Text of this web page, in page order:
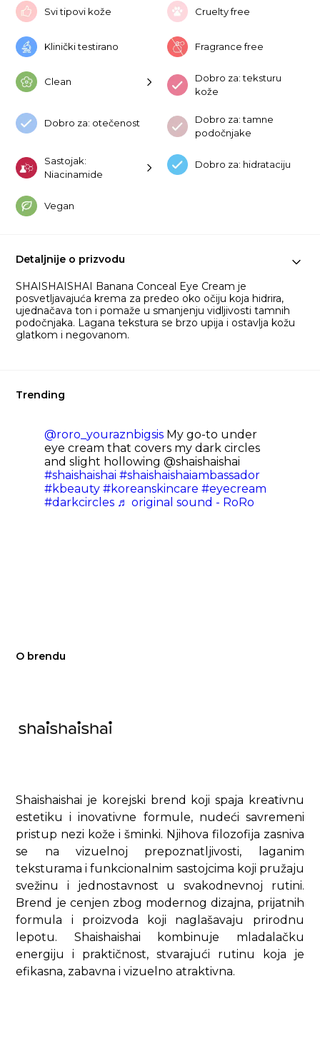
Svi tipovi kože Cruelty free
Klinički testirano Fragrance free
Clean
Dobro za: teksturu
kože
Dobro za: otečenost
Dobro za: tamne
podočnjake
Sastojak:
Niacinamide
Dobro za: hidrataciju
Vegan
Detaljnije o prizvodu
SHAISHAISHAI Banana Conceal Eye Cream je
posvetljavajuća krema za predeo oko očiju koja hidrira,
ujednačava ton i pomaže u smanjenju vidljivosti tamnih
podočnjaka. Lagana tekstura se brzo upija i ostavlja kožu
glatkom i negovanom.
Trending
@roro_youraznbigsis My go-to under
eye cream that covers my dark circles
and slight hollowing @shaishaishai
#shaishaishai #shaishaishaiambassador
#kbeauty #koreanskincare #eyecream
#darkcircles ♬ original sound - RoRo
O brendu
Shaishaishai je korejski brend koji spaja kreativnu
estetiku i inovativne formule, nudeći savremeni
pristup nezi kože i šminki. Njihova filozofija zasniva
se na vizuelnoj prepoznatljivosti, laganim
teksturama i funkcionalnim sastojcima koji pružaju
svežinu i jednostavnost u svakodnevnoj rutini.
Brend je cenjen zbog modernog dizajna, prijatnih
formula i proizvoda koji naglašavaju prirodnu
lepotu. Shaishaishai kombinuje mladalačku
energiju i praktičnost, stvarajući rutinu koja je
efikasna, zabavna i vizuelno atraktivna.